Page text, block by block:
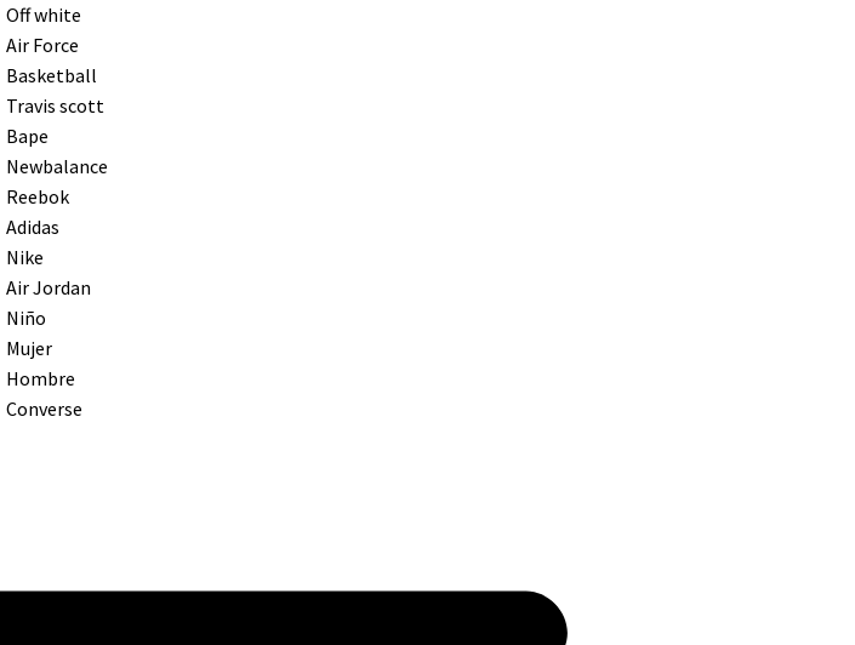
Off white
Air Force
Basketball
Travis scott
Bape
Newbalance
Reebok
Adidas
Nike
Air Jordan
Niño
Mujer
Hombre
Converse